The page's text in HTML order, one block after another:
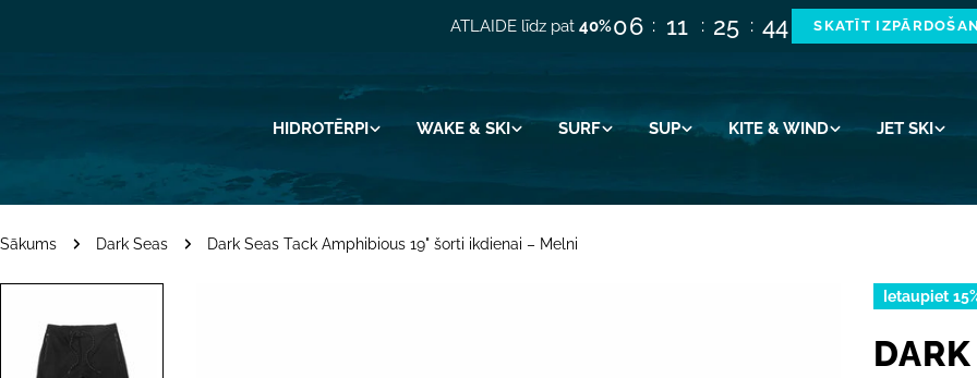
ATLAIDE līdz pat40%06 11 25 44 SKATĪT
HIDROTĒRPI WAKE & SKI SURF SUP KITE & WIND JET SKI
Sākums Dark Seas Dark Seas Tack Amphibious 19" šorti ikdienai – Melni
Ietaupiet